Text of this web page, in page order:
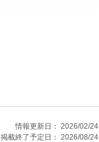
情報更新日： 2026/02/24
掲載終了予定日： 2026/08/24